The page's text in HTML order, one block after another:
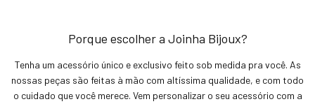
Porque escolher a Joinha Bijoux?
Tenha um acessório único e exclusivo feito sob medida pra você. As
nossas peças são feitas à mão com altíssima qualidade, e com todo
o cuidado que você merece. Vem personalizar o seu acessório com a